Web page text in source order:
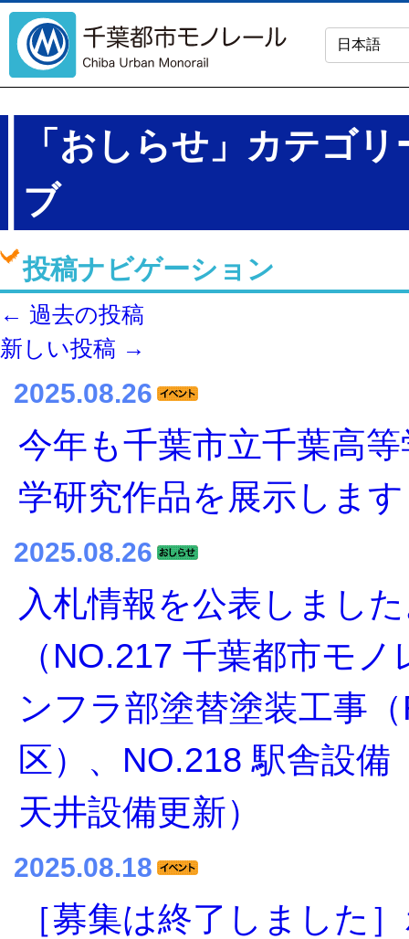
「 おしらせ 」カテゴ
ブ
投稿ナビゲーション
← 過去の投稿
新しい投稿 →
2025.08.26
今年も千葉市立千葉高
学研究作品を展示しま
2025.08.26
入札情報を公表しまし
（NO.217 千葉都市モ
ンフラ部塗替塗装工事
区）、NO.218 駅舎設
天井設備更新）
2025.08.18
［募集は終了しました